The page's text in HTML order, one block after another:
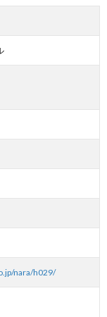
nara/h029/